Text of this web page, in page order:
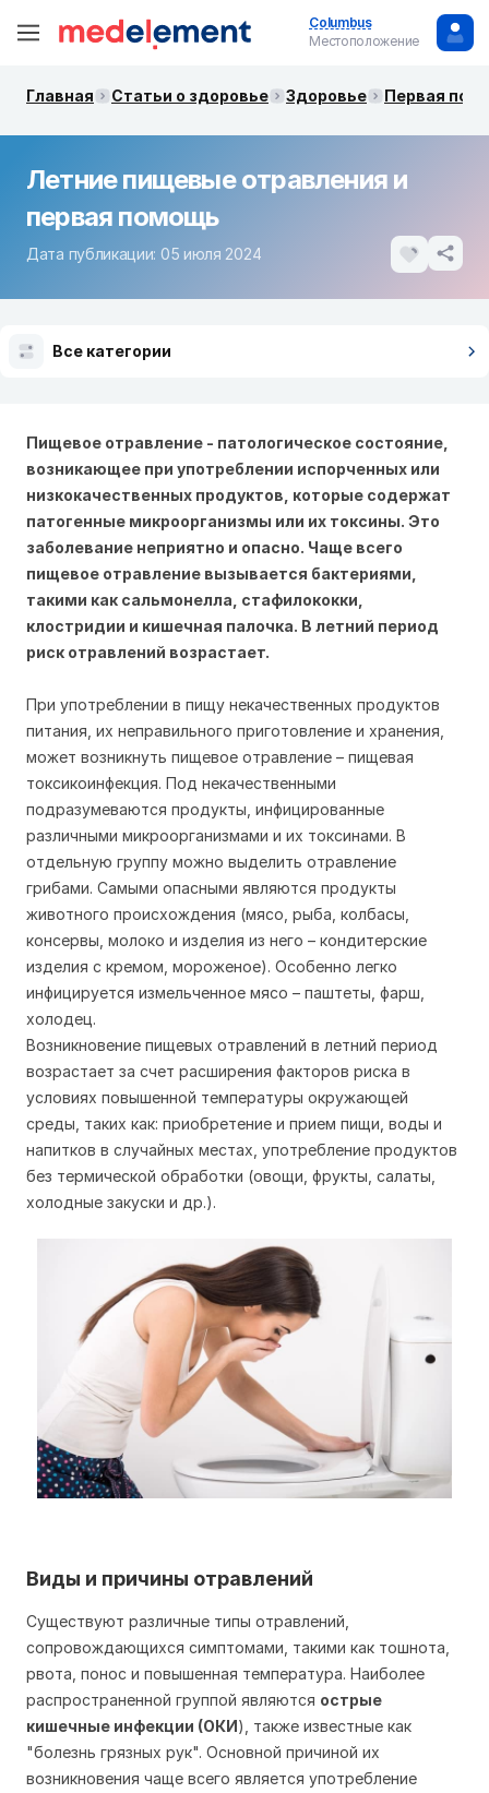
Columbus
Местоположение
Главная Статьи о здоровье Здоровье Первая
Летние пищевые отравления и
первая помощь
Дата публикации: 05 июля 2024
Все категории
Пищевое отравление - патологическое состояние,
возникающее при употреблении испорченных или
низкокачественных продуктов, которые содержат
патогенные микроорганизмы или их токсины. Это
заболевание неприятно и опасно. Чаще всего
пищевое отравление вызывается бактериями,
такими как сальмонелла, стафилококки,
клостридии и кишечная палочка. В летний период
риск отравлений возрастает.
При употреблении в пищу некачественных продуктов
питания, их неправильного приготовление и хранения,
может возникнуть пищевое отравление – пищевая
токсикоинфекция. Под некачественными
подразумеваются продукты, инфицированные
различными микроорганизмами и их токсинами. В
отдельную группу можно выделить отравление
грибами. Самыми опасными являются продукты
животного происхождения (мясо, рыба, колбасы,
консервы, молоко и изделия из него – кондитерские
изделия с кремом, мороженое). Особенно легко
инфицируется измельченное мясо – паштеты, фарш,
холодец.
Возникновение пищевых отравлений в летний период
возрастает за счет расширения факторов риска в
условиях повышенной температуры окружающей
среды, таких как: приобретение и прием пищи, воды и
напитков в случайных местах, употребление продуктов
без термической обработки (овощи, фрукты, салаты,
холодные закуски и др.).
Виды и причины отравлений
Существуют различные типы отравлений,
сопровождающихся симптомами, такими как тошнота,
рвота, понос и повышенная температура. Наиболее
распространенной группой являются острые
кишечные инфекции (ОКИ), также известные как
"болезнь грязных рук". Основной причиной их
возникновения чаще всего является употребление